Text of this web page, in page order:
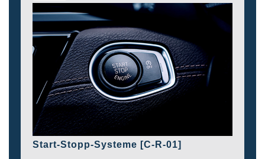
Start-Stopp-Systeme [C-R-01]